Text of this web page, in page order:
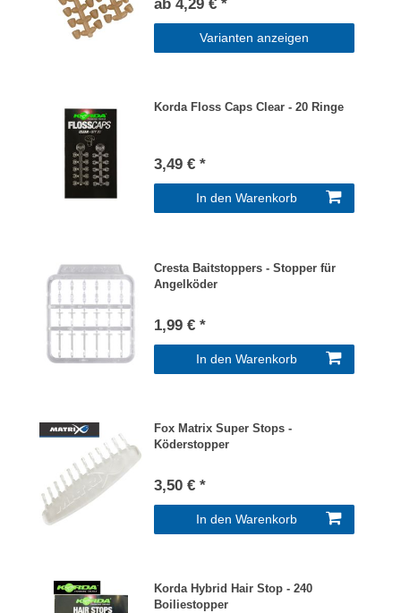
ab 4,29 € *
Varianten anzeigen
Korda Floss Caps Clear - 20 Ringe
3,49 € *
In den Warenkorb
Cresta Baitstoppers - Stopper für
Angelköder
1,99 € *
In den Warenkorb
Fox Matrix Super Stops -
Köderstopper
3,50 € *
In den Warenkorb
Korda Hybrid Hair Stop - 240
Boiliestopper